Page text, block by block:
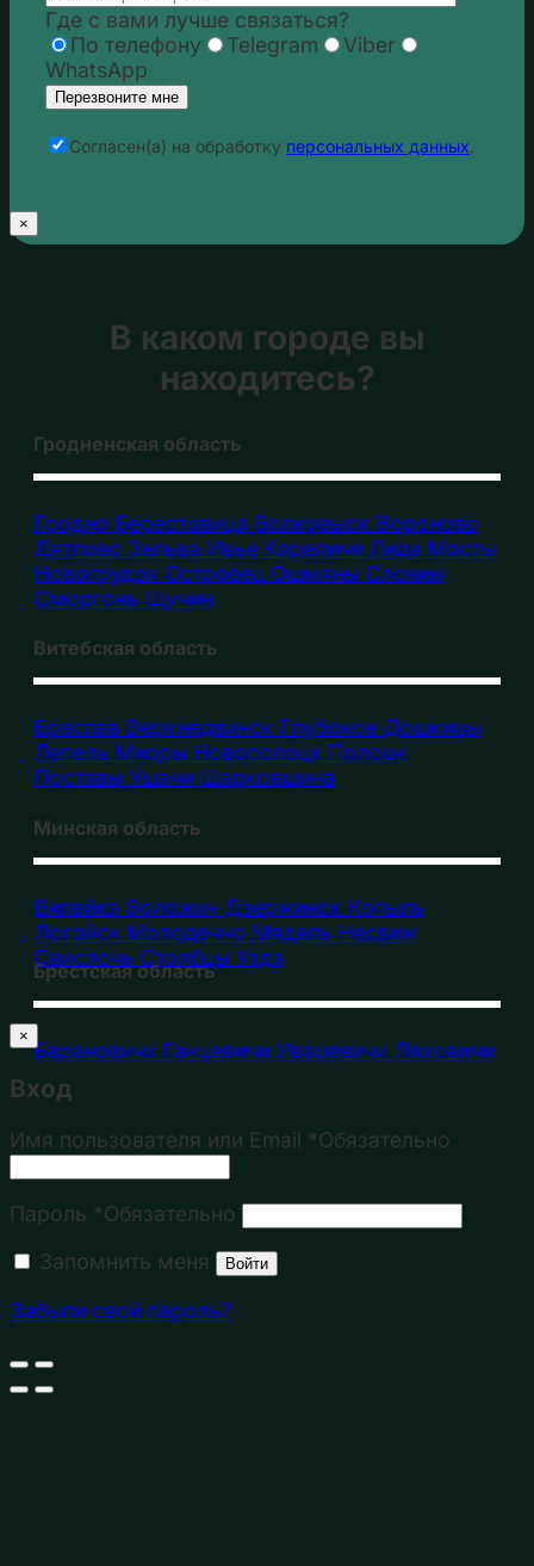
Где с вами лучше связаться?
По телефону
Telegram
Viber
WhatsApp
Cогласен(а) на обработку персональных данных.
×
В каком городе вы
находитесь?
Гродненская область
Гродно Берестовица Волковыск Вороново
Дятлово Зельва Ивье Кореличи Лида Мосты
Новогрудок Островец Ошмяны Слоним
Сморгонь Щучин
Витебская область
Браслав Верхнедвинск Глубокое Дошкицы
Лепель Миоры Новополоцк Полоцк
Поставы Ушачи Шарковщина
Минская область
Вилейка Воложин Дзержинск Копыль
Логойск Молодечно Мядель Несвиж
Свислочь Столбцы Узда
Брестская область
Барановичи Ганцевичи Ивацевичи Ляховичи
×
Вход
Имя пользователя или Email *Обязательно
Пароль *Обязательно
Запомнить меня
Войти
Забыли свой пароль?